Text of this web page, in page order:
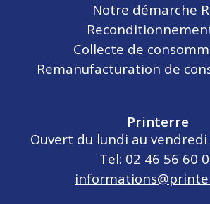
Notre démarche
Collecte de
Remanufacturation de
Printerre
Ouvert du lundi au
Tel: 02 46 56 60